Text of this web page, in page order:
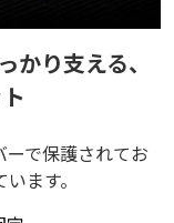
り支える、
ーで保護されてお
ます。